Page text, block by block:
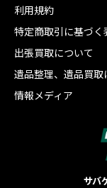
利用規約
特定商取引に基づく
出張買取について
遺品整理、遺品買取
情報メディア
サバ